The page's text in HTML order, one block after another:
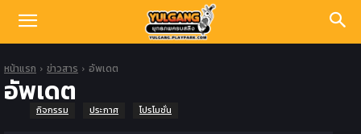
หน้าแรก ข่าวสาร อัพเดต
อัพเดต
กิจกรรม ประกาศ โปรโมชั่น